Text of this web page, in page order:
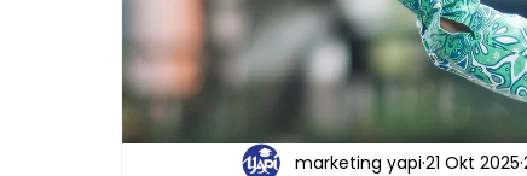
marketing yapi 21 Okt 2025